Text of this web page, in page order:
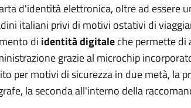
d'identità elettronica, oltre ad essere
italiani privi di motivi ostativi di
di identità digitaleche permette di
grazie al microchip
per motivi di sicurezza in due metà, la
la seconda all'interno della